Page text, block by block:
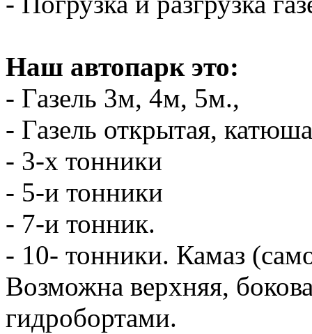
Наш автопарк это:
- Газель 3м, 4м, 5м.,
- Газель открытая,
- 3-х тонники
- 5-и тонники
- 7-и тонник.
- 10- тонники. Камаз
Возможна верхняя,
гидробортами.